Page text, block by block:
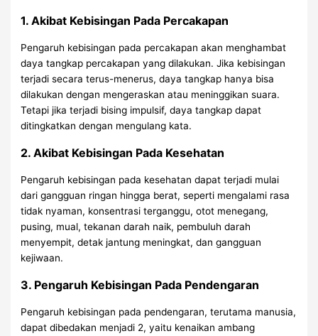
1. Akibat Kebisingan Pada Percakapan
Pengaruh kebisingan pada percakapan akan menghambat
daya tangkap percakapan yang dilakukan. Jika kebisingan
terjadi secara terus-menerus, daya tangkap hanya bisa
dilakukan dengan mengeraskan atau meninggikan suara.
Tetapi jika terjadi bising impulsif, daya tangkap dapat
ditingkatkan dengan mengulang kata.
2. Akibat Kebisingan Pada Kesehatan
Pengaruh kebisingan pada kesehatan dapat terjadi mulai
dari gangguan ringan hingga berat, seperti mengalami rasa
tidak nyaman, konsentrasi terganggu, otot menegang,
pusing, mual, tekanan darah naik, pembuluh darah
menyempit, detak jantung meningkat, dan gangguan
kejiwaan.
3. Pengaruh Kebisingan Pada Pendengaran
Pengaruh kebisingan pada pendengaran, terutama manusia,
dapat dibedakan menjadi 2, yaitu kenaikan ambang